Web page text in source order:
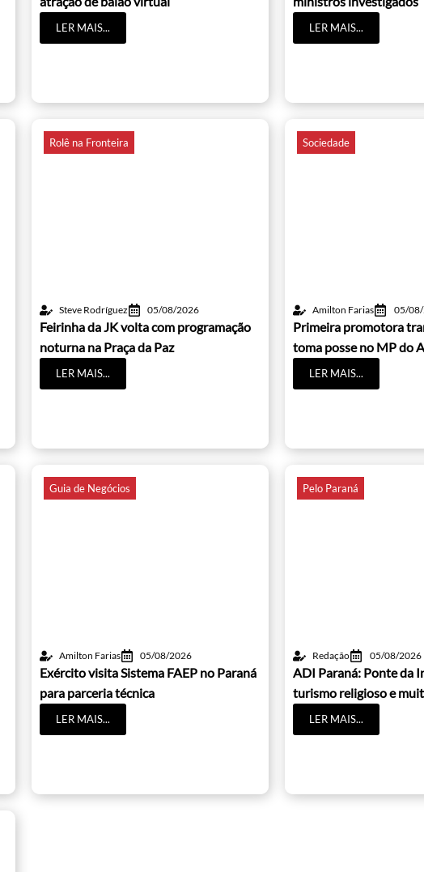
LER MAIS... LER MAIS...
Rolê na Fronteira
Steve Rodríguez 05/08/2026
Feirinha da JK volta com programação
noturna na Praça da Paz
LER MAIS...
Sociedade
Amilton Farias 05/
Primeira promotora
toma posse no MP do
LER MAIS...
Guia de Negócios
Amilton Farias 05/08/2026
Exército visita Sistema FAEP no Paraná
para parceria técnica
LER MAIS...
Pelo Paraná
Redação 05/08/2026
ADI Paraná: Ponte da
turismo religioso e
LER MAIS...